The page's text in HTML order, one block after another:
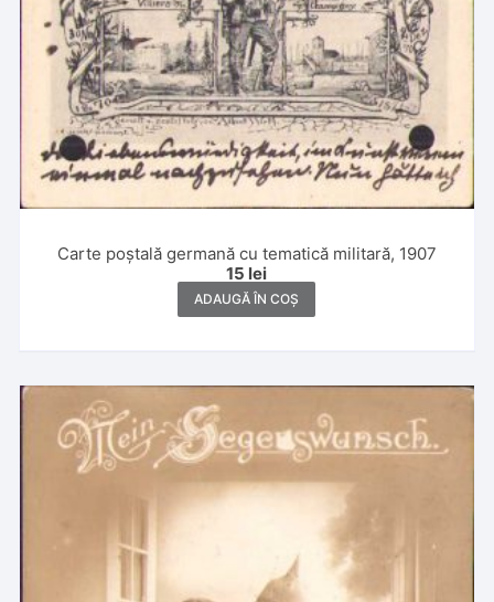
Carte poștală germană cu tematică militară, 1907
15 lei
ADAUGĂ ÎN COȘ